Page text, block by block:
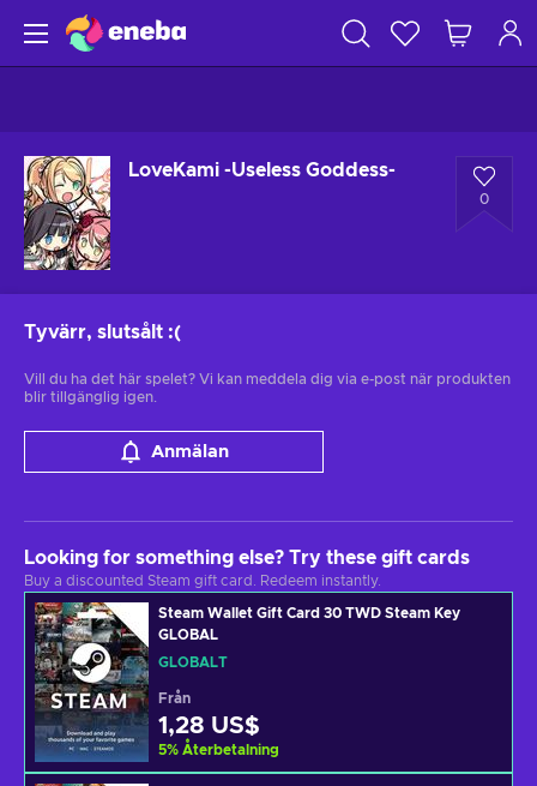
LoveKami -Useless Goddess-
0
Tyvärr, slutsålt :(
Vill du ha det här spelet? Vi kan meddela dig via e-post när produkten
blir tillgänglig igen.
Anmälan
Looking for something else? Try these gift cards
Buy a discounted Steam gift card. Redeem instantly.
Steam Wallet Gift Card 30 TWD Steam Key
GLOBAL
GLOBALT
Från
1,28 US$
5% Återbetalning